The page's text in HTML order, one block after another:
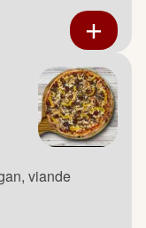
viande